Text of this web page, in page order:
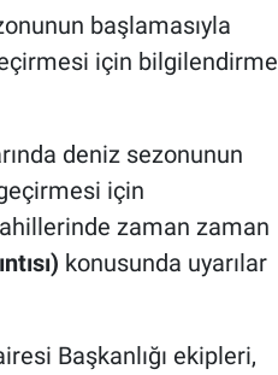
başlamasıyla
için bilgilendirme
deniz sezonunun
için
zaman zaman
konusunda uyarılar
Başkanlığı ekipleri,